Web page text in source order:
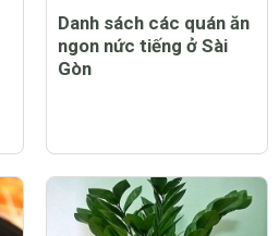
Danh sách các quán ăn
ngon nức tiếng ở Sài
Gòn